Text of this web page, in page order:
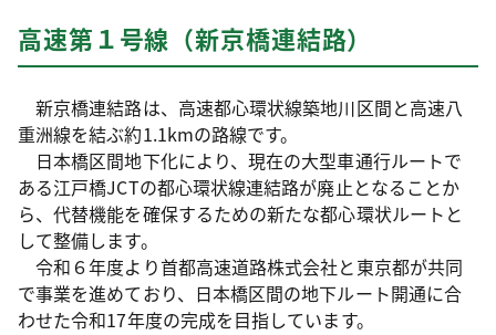
高速第１号線（新京橋連結路）
新京橋連結路は、高速都心環状線築地川区間と高速八
重洲線を結ぶ約1.1kmの路線です。
日本橋区間地下化により、現在の大型車通行ルートで
ある江戸橋JCTの都心環状線連結路が廃止となることか
ら、代替機能を確保するための新たな都心環状ルートと
して整備します。
令和６年度より首都高速道路株式会社と東京都が共同
で事業を進めており、日本橋区間の地下ルート開通に合
わせた令和17年度の完成を目指しています。